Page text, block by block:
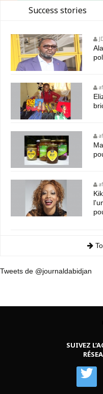
Success stories
Tweets de @journaldabidjan
SUIVEZ